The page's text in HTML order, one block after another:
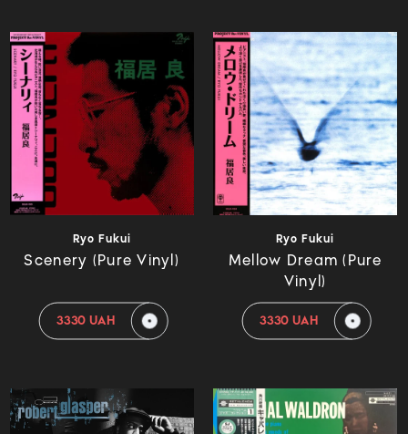
Ryo Fukui
Scenery (Pure Vinyl)
3330 UAH
Ryo Fukui
Mellow Dream (Pure
Vinyl)
3330 UAH